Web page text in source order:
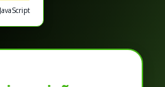
JavaScript